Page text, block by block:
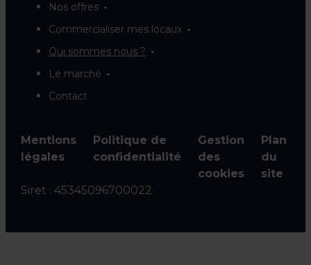
Nos offres
Commercialiser mes locaux
Qui sommes nous ?
Le marché
Contact
Mentions
légales
Politique de
confidentialité
Gestion
des
cookies
Plan
du
site
Siret : 45345096700022